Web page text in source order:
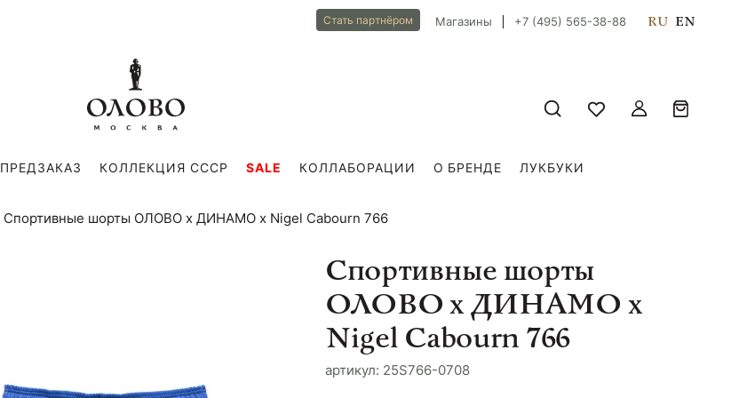
Стать партнёром Магазины +7 (495) 565-38-88 RU EN
ПРЕДЗАКАЗ КОЛЛЕКЦИЯ СССР SALE КОЛЛАБОРАЦИИ О БРЕНДЕ ЛУКБУКИ
Спортивные шорты ОЛОВО х ДИНАМО х Nigel Cabourn 766
Спортивные шорты
ОЛОВО х ДИНАМО х
Nigel Cabourn 766
aртикул: 25S766-0708